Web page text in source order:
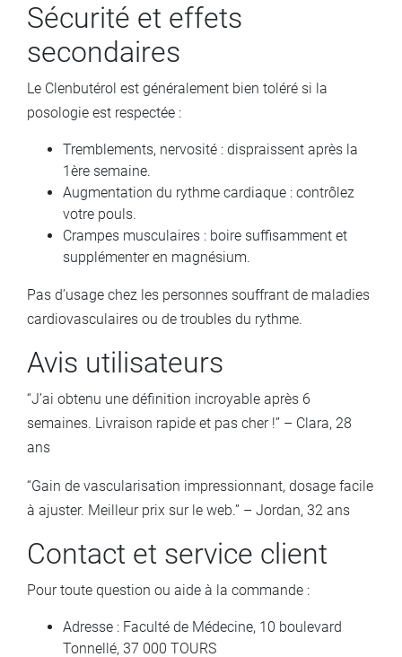
Sécurité et effets
secondaires
Le Clenbutérol est généralement bien toléré si la
posologie est respectée :
Tremblements, nervosité : dispraissent après la
1ère semaine.
Augmentation du rythme cardiaque : contrôlez
votre pouls.
Crampes musculaires : boire suffisamment et
supplémenter en magnésium.
Pas d’usage chez les personnes souffrant de maladies
cardiovasculaires ou de troubles du rythme.
Avis utilisateurs
“J’ai obtenu une définition incroyable après 6
semaines. Livraison rapide et pas cher !” – Clara, 28
ans
“Gain de vascularisation impressionnant, dosage facile
à ajuster. Meilleur prix sur le web.” – Jordan, 32 ans
Contact et service client
Pour toute question ou aide à la commande :
Adresse : Faculté de Médecine, 10 boulevard
Tonnellé, 37 000 TOURS